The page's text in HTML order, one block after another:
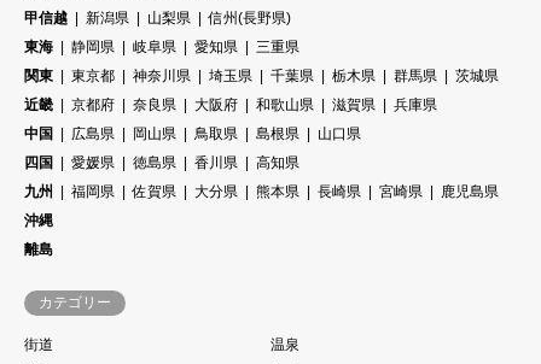
甲信越
新潟県 山梨県
信州(長野県)
東海
静岡県 岐阜県 愛知県
三重県
関東
東京都 神奈川県 埼玉県 千葉県 栃木県 群馬県
茨城県
近畿
京都府 奈良県 大阪府 和歌山県 滋賀県
兵庫県
中国
広島県 岡山県 鳥取県 島根県
山口県
四国
愛媛県 徳島県 香川県
高知県
九州
福岡県 佐賀県 大分県 熊本県 長崎県 宮崎県
鹿児島県
沖縄
離島
カテゴリー
街道
温泉